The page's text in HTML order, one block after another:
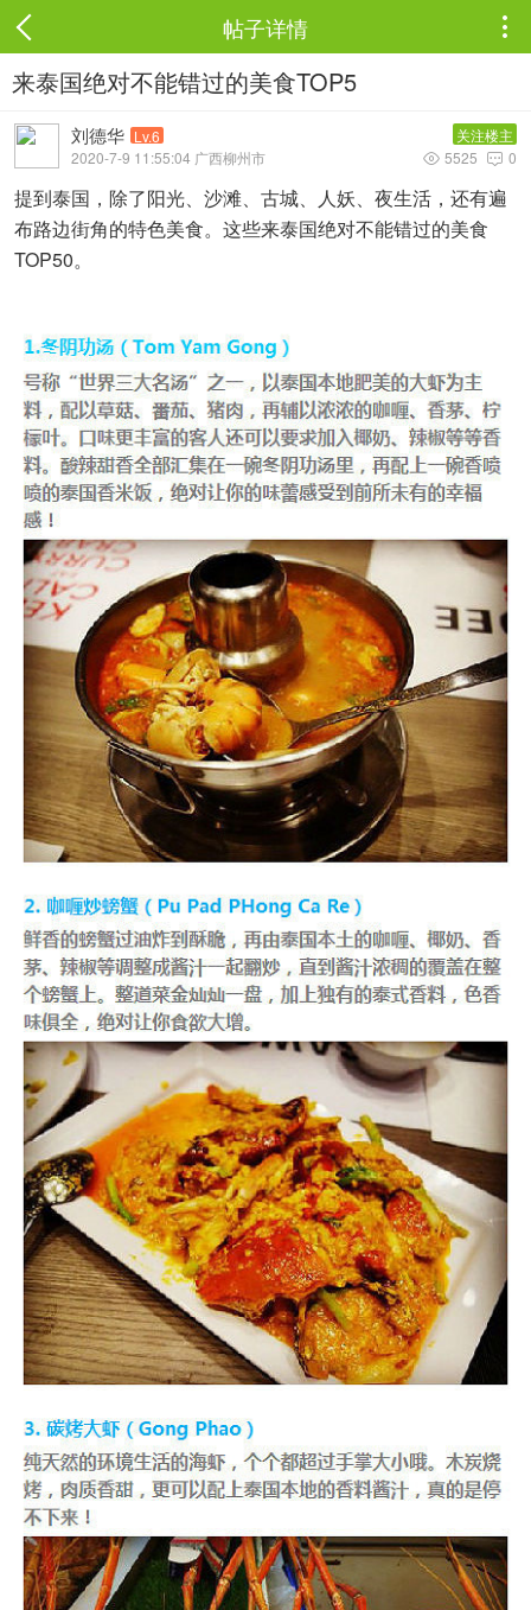
帖子详情 
来泰国绝对不能错过的美食TOP5
刘德华 Lv.6
关注楼主
2020-7-9 11:55:04 广西柳州市
 0
 5525
提到泰国，除了阳光、沙滩、古城、人妖、夜生活，还有遍
布路边街角的特色美食。这些来泰国绝对不能错过的美食
TOP50。